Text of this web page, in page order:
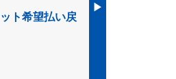
ト希望払い戻
▶︎